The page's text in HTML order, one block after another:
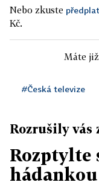
Nebo zkuste
Kč.
Máte
#Česká televize
Rozrušily vás
Rozptylte
hádankou